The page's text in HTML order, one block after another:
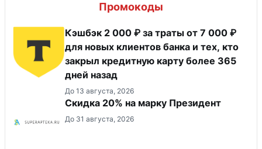
Промокоды
Кэшбэк 2 000 ₽ за траты от 7 000 ₽
для новых клиентов банка и тех, кто
закрыл кредитную карту более 365
дней назад
До 13 августа, 2026
Скидка 20% на марку Президент
До 31 августа, 2026